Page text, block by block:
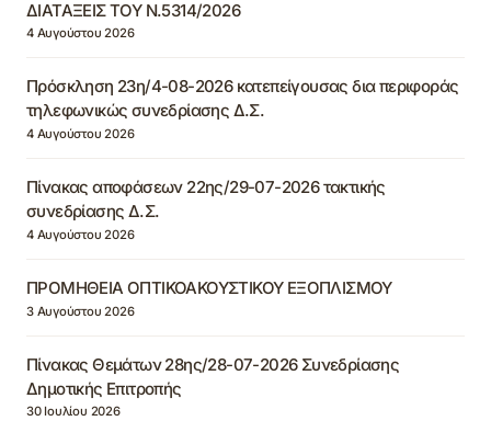
ΔΙΑΤΑΞΕΙΣ ΤΟΥ Ν.5314/2026
4 Αυγούστου 2026
Πρόσκληση 23η/4-08-2026 κατεπείγουσας δια περιφοράς
τηλεφωνικώς συνεδρίασης Δ.Σ.
4 Αυγούστου 2026
Πίνακας αποφάσεων 22ης/29-07-2026 τακτικής
συνεδρίασης Δ.Σ.
4 Αυγούστου 2026
ΠΡΟΜΗΘΕΙΑ ΟΠΤΙΚΟΑΚΟΥΣΤΙΚΟΥ ΕΞΟΠΛΙΣΜΟΥ
3 Αυγούστου 2026
Πίνακας Θεμάτων 28ης/28-07-2026 Συνεδρίασης
Δημοτικής Επιτροπής
30 Ιουλίου 2026